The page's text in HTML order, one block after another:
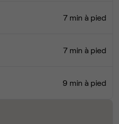
7 min à pied
7 min à pied
9 min à pied